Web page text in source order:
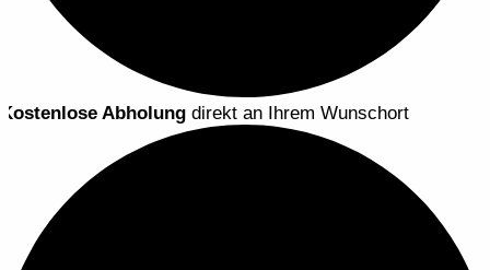
Kostenlose Abholung direkt an Ihrem Wunschort